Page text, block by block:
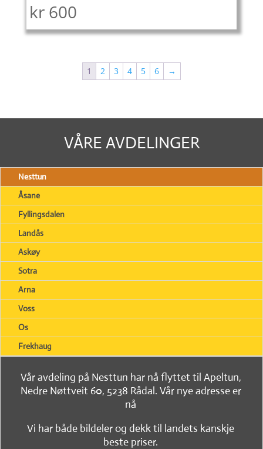
kr 600
1 2 3 4 5 6 →
VÅRE AVDELINGER
Nesttun
Åsane
Fyllingsdalen
Landås
Askøy
Sotra
Arna
Voss
Os
Frekhaug
Vår avdeling på Nesttun har nå flyttet til Apeltun,
Nedre Nøttveit 60, 5238 Rådal. Vår nye adresse er
nå
Vi har både bildeler og dekk til landets kanskje
beste priser.